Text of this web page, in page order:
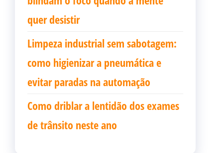
quer desistir
Limpeza industrial sem sabotagem:
como higienizar a pneumática e
evitar paradas na automação
Como driblar a lentidão dos exames
de trânsito neste ano